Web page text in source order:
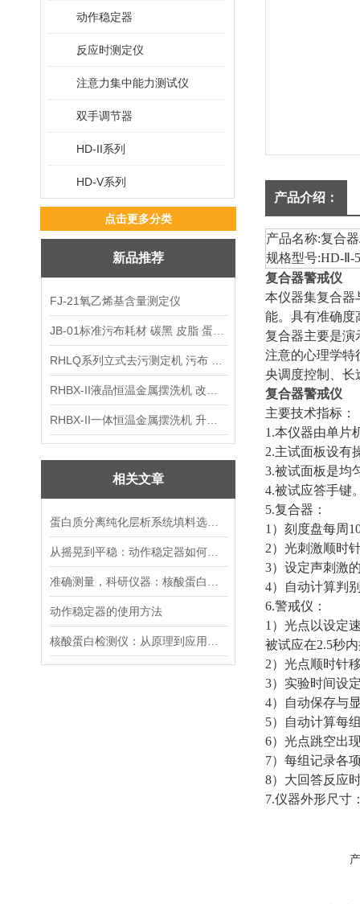
动作稳定器
反应时测定仪
注意力集中能力测试仪
双手调节器
HD-II系列
HD-V系列
点击更多分类
新品推荐
FJ-21氧乙烯基含量测定仪
相关文章
动作稳定器的使用方法
产品介绍：
产品名称:复合器
规格型号:HD- -
复合器警戒仪
本仪器集复合器
能。具有准确度
复合器主要是演
注意的心理学特
央调度控制、长
复合器警戒仪
主要技术指标：
1.本仪器由单片
2.主试面板设有
3.被试面板是均
4.被试应答手键
5.复合器：
1 ）刻度盘每周
2）光刺激顺时
3）设定声刺激
4）自动计算判
6.警戒仪：
1 ）光点以设定
被试应在2.5秒
2）光点顺时针
3）实验时间设
4）自动保存与
5）自动计算每
6）光点跳空出
7）每组记录各
8）大回答反应
7.仪器外形尺寸